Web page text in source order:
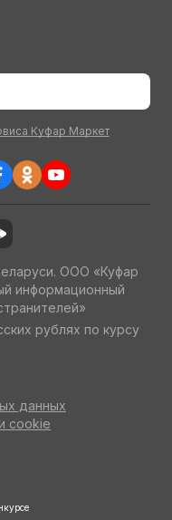
Куфар Маркет
ООО «Куфар
информационный
рублях по курсу
данных
cookie